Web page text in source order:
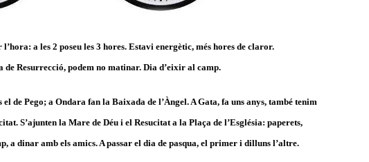
a les 2 poseu les 3 hores. Estavi energètic, més hores de claror.
de Resurrecció, podem no matinar. Dia d’eixir al camp.
de Pego; a Ondara fan la Baixada de l’Àngel. A Gata, fa uns anys, també tenim
S’ajunten la Mare de Déu i el Resucitat a la Plaça de l’Església: paperets,
a dinar amb els amics. A passar el dia de pasqua, el primer i dilluns l’altre.